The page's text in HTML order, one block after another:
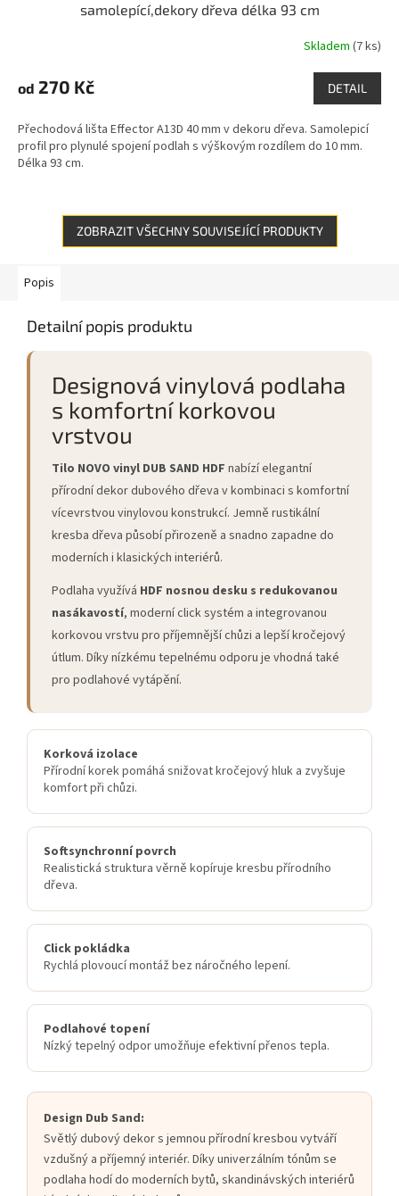
samolepící,dekory dřeva délka 93 cm
Skladem (7 ks)
od 270 Kč DETAIL
Přechodová lišta Effector A13D 40 mm v dekoru dřeva. Samolepicí
profil pro plynulé spojení podlah s výškovým rozdílem do 10 mm.
Délka 93 cm.
ZOBRAZIT VŠECHNY SOUVISEJÍCÍ PRODUKTY
Popis
Detailní popis produktu
Designová vinylová podlaha
s komfortní korkovou
vrstvou
Tilo NOVO vinyl DUB SAND HDF nabízí elegantní
přírodní dekor dubového dřeva v kombinaci s komfortní
vícevrstvou vinylovou konstrukcí. Jemně rustikální
kresba dřeva působí přirozeně a snadno zapadne do
moderních i klasických interiérů.
Podlaha využívá HDF nosnou desku s redukovanou
nasákavostí, moderní click systém a integrovanou
korkovou vrstvu pro příjemnější chůzi a lepší kročejový
útlum. Díky nízkému tepelnému odporu je vhodná také
pro podlahové vytápění.
Korková izolace
Přírodní korek pomáhá snižovat kročejový hluk a zvyšuje
komfort při chůzi.
Softsynchronní povrch
Realistická struktura věrně kopíruje kresbu přírodního
dřeva.
Click pokládka
Rychlá plovoucí montáž bez náročného lepení.
Podlahové topení
Nízký tepelný odpor umožňuje efektivní přenos tepla.
Design Dub Sand:
Světlý dubový dekor s jemnou přírodní kresbou vytváří
vzdušný a příjemný interiér. Díky univerzálním tónům se
podlaha hodí do moderních bytů, skandinávských interiérů